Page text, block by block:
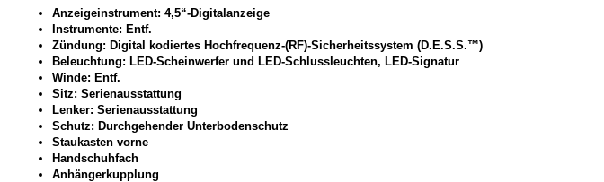
Anzeigeinstrument: 4,5“-Digitalanzeige
Instrumente: Entf.
Zündung: Digital kodiertes Hochfrequenz-(RF)-Sicherheitssystem (D.E.S.S.™️)
Beleuchtung: LED-Scheinwerfer und LED-Schlussleuchten, LED-Signatur
Winde: Entf.
Sitz: Serienausstattung
Lenker: Serienausstattung
Schutz: Durchgehender Unterbodenschutz
Staukasten vorne
Handschuhfach
Anhängerkupplung